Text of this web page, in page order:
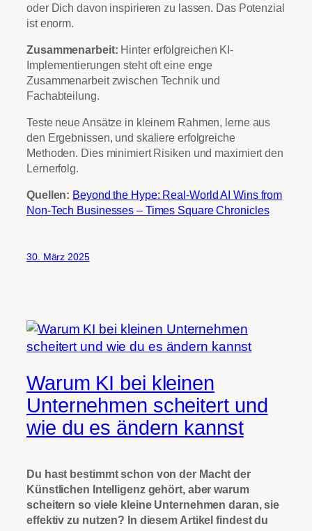
oder Dich davon inspirieren zu lassen. Das Potenzial
ist enorm.
Zusammenarbeit: Hinter erfolgreichen KI-
Implementierungen steht oft eine enge
Zusammenarbeit zwischen Technik und
Fachabteilung.
Teste neue Ansätze in kleinem Rahmen, lerne aus
den Ergebnissen, und skaliere erfolgreiche
Methoden. Dies minimiert Risiken und maximiert den
Lernerfolg.
Quellen: Beyond the Hype: Real-World AI Wins from
Non-Tech Businesses – Times Square Chronicles
30. März 2025
Warum KI bei kleinen
Unternehmen scheitert und
wie du es ändern kannst
Du hast bestimmt schon von der Macht der
Künstlichen Intelligenz gehört, aber warum
scheitern so viele kleine Unternehmen daran, sie
effektiv zu nutzen? In diesem Artikel findest du